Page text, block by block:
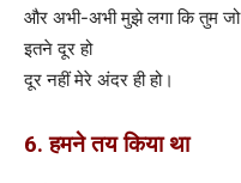
और अभी-अभी मुझे लगा कि तुम जो
इतने दूर हो
दूर नहीं मेरे अंदर ही हो।
6. हमने तय किया था